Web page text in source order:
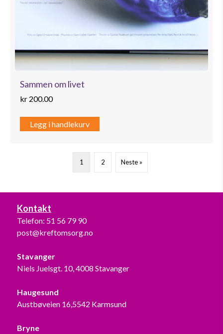
Sammen om livet
kr 200.00
Legg i handlekurv
1 2 Neste »
Kontakt
Telefon: 51 56 79 90
post@kreftomsorg.no
Stavanger
Niels Juelsgt. 10, 4008 Stavanger
Haugesund
Austbøveien 16,5542 Karmsund
Bryne